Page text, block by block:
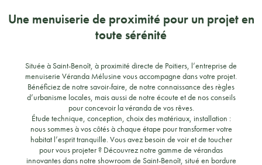
Une menuiserie de proximité pour un projet en
toute sérénité
Située à Saint-Benoît, à proximité directe de Poitiers, l’entreprise de
menuiserie Véranda Mélusine vous accompagne dans votre projet.
Bénéficiez de notre savoir-faire, de notre connaissance des règles
d’urbanisme locales, mais aussi de notre écoute et de nos conseils
pour concevoir la véranda de vos rêves.
Étude technique, conception, choix des matériaux, installation :
nous sommes à vos côtés à chaque étape pour transformer votre
habitat l’esprit tranquille. Vous avez besoin de voir et de toucher
pour vous projeter ? Découvrez notre gamme de vérandas
innovantes dans notre showroom de Saint-Benoît, situé en bordure